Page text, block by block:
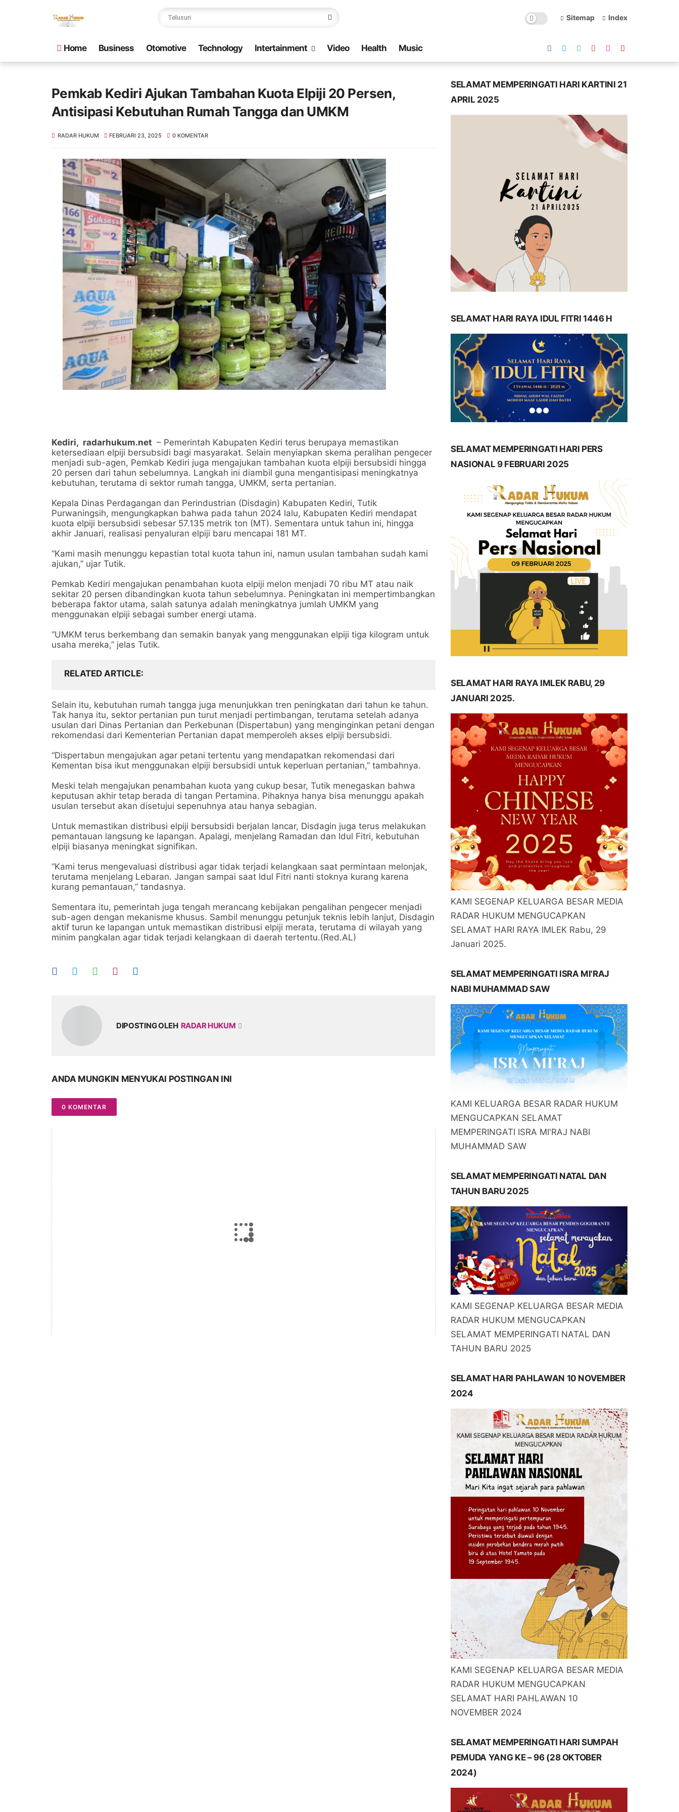
Sitemap Index
Home Business Otomotive Technology Intertainment Video Health Music
Pemkab Kediri Ajukan Tambahan Kuota Elpiji 20 Persen,
Antisipasi Kebutuhan Rumah Tangga dan UMKM
RADAR HUKUM FEBRUARI 23, 2025 0 KOMENTAR
Kediri, radarhukum.net – Pemerintah Kabupaten Kediri terus berupaya memastikan
ketersediaan elpiji bersubsidi bagi masyarakat. Selain menyiapkan skema peralihan pengecer
menjadi sub-agen, Pemkab Kediri juga mengajukan tambahan kuota elpiji bersubsidi hingga
20 persen dari tahun sebelumnya. Langkah ini diambil guna mengantisipasi meningkatnya
kebutuhan, terutama di sektor rumah tangga, UMKM, serta pertanian.
Kepala Dinas Perdagangan dan Perindustrian (Disdagin) Kabupaten Kediri, Tutik
Purwaningsih, mengungkapkan bahwa pada tahun 2024 lalu, Kabupaten Kediri mendapat
kuota elpiji bersubsidi sebesar 57.135 metrik ton (MT). Sementara untuk tahun ini, hingga
akhir Januari, realisasi penyaluran elpiji baru mencapai 181 MT.
“Kami masih menunggu kepastian total kuota tahun ini, namun usulan tambahan sudah kami
ajukan,” ujar Tutik.
Pemkab Kediri mengajukan penambahan kuota elpiji melon menjadi 70 ribu MT atau naik
sekitar 20 persen dibandingkan kuota tahun sebelumnya. Peningkatan ini mempertimbangkan
beberapa faktor utama, salah satunya adalah meningkatnya jumlah UMKM yang
menggunakan elpiji sebagai sumber energi utama.
“UMKM terus berkembang dan semakin banyak yang menggunakan elpiji tiga kilogram untuk
usaha mereka,” jelas Tutik.
RELATED ARTICLE
Selain itu, kebutuhan rumah tangga juga menunjukkan tren peningkatan dari tahun ke tahun.
Tak hanya itu, sektor pertanian pun turut menjadi pertimbangan, terutama setelah adanya
usulan dari Dinas Pertanian dan Perkebunan (Dispertabun) yang menginginkan petani dengan
rekomendasi dari Kementerian Pertanian dapat memperoleh akses elpiji bersubsidi.
“Dispertabun mengajukan agar petani tertentu yang mendapatkan rekomendasi dari
Kementan bisa ikut menggunakan elpiji bersubsidi untuk keperluan pertanian,” tambahnya.
Meski telah mengajukan penambahan kuota yang cukup besar, Tutik menegaskan bahwa
keputusan akhir tetap berada di tangan Pertamina. Pihaknya hanya bisa menunggu apakah
usulan tersebut akan disetujui sepenuhnya atau hanya sebagian.
Untuk memastikan distribusi elpiji bersubsidi berjalan lancar, Disdagin juga terus melakukan
pemantauan langsung ke lapangan. Apalagi, menjelang Ramadan dan Idul Fitri, kebutuhan
elpiji biasanya meningkat signifikan.
“Kami terus mengevaluasi distribusi agar tidak terjadi kelangkaan saat permintaan melonjak,
terutama menjelang Lebaran. Jangan sampai saat Idul Fitri nanti stoknya kurang karena
kurang pemantauan,” tandasnya.
Sementara itu, pemerintah juga tengah merancang kebijakan pengalihan pengecer menjadi
sub-agen dengan mekanisme khusus. Sambil menunggu petunjuk teknis lebih lanjut, Disdagin
aktif turun ke lapangan untuk memastikan distribusi elpiji merata, terutama di wilayah yang
minim pangkalan agar tidak terjadi kelangkaan di daerah tertentu.(Red.AL)
DIPOSTING OLEH RADAR HUKUM
ANDA MUNGKIN MENYUKAI POSTINGAN INI
0 KOMENTAR
SELAMAT MEMPERINGATI HARI KARTINI 21
APRIL 2025
SELAMAT HARI RAYA IDUL FITRI 1446 H
SELAMAT MEMPERINGATI HARI PERS
NASIONAL 9 FEBRUARI 2025
SELAMAT HARI RAYA IMLEK RABU, 29
JANUARI 2025.
KAMI SEGENAP KELUARGA BESAR MEDIA
RADAR HUKUM MENGUCAPKAN
SELAMAT HARI RAYA IMLEK Rabu, 29
Januari 2025.
SELAMAT MEMPERINGATI ISRA MI'RAJ
NABI MUHAMMAD SAW
KAMI KELUARGA BESAR RADAR HUKUM
MENGUCAPKAN SELAMAT
MEMPERINGATI ISRA MI'RAJ NABI
MUHAMMAD SAW
SELAMAT MEMPERINGATI NATAL DAN
TAHUN BARU 2025
KAMI SEGENAP KELUARGA BESAR MEDIA
RADAR HUKUM MENGUCAPKAN
SELAMAT MEMPERINGATI NATAL DAN
TAHUN BARU 2025
SELAMAT HARI PAHLAWAN 10 NOVEMBER
2024
KAMI SEGENAP KELUARGA BESAR MEDIA
RADAR HUKUM MENGUCAPKAN
SELAMAT HARI PAHLAWAN 10
NOVEMBER 2024
SELAMAT MEMPERINGATI HARI SUMPAH
PEMUDA YANG KE – 96 (28 OKTOBER
2024)